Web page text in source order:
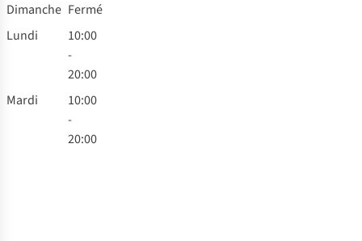
Dimanche Fermé
Lundi
10:00
-
20:00
Mardi
10:00
-
20:00